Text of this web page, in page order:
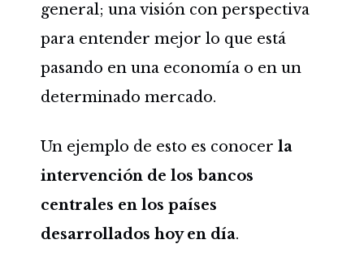
general; una visión con perspectiva
para entender mejor lo que está
pasando en una economía o en un
determinado mercado.
Un ejemplo de esto es conocer la
intervención de los bancos
centrales en los países
desarrollados hoy en día.